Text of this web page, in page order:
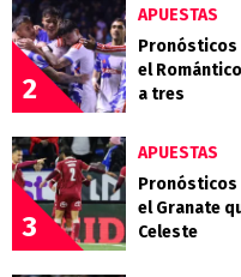
2
APUESTAS
Pronósticos
el
a tres
3
APUESTAS
Pronósticos
el Granate
Celeste